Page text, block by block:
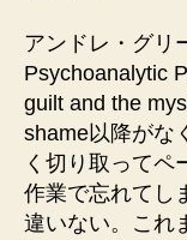
アンドレ・グリ
Psychoanalytic
guilt and the
shame以降がな
く切り取ってペ
作業で忘れてし
違いない。これ